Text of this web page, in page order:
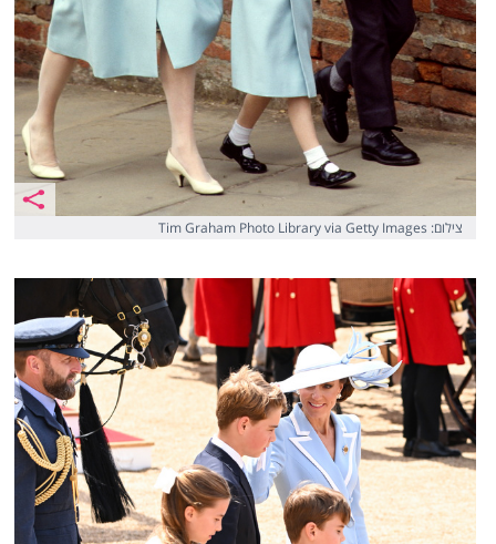
צילום: Tim Graham Photo Library via Getty Images